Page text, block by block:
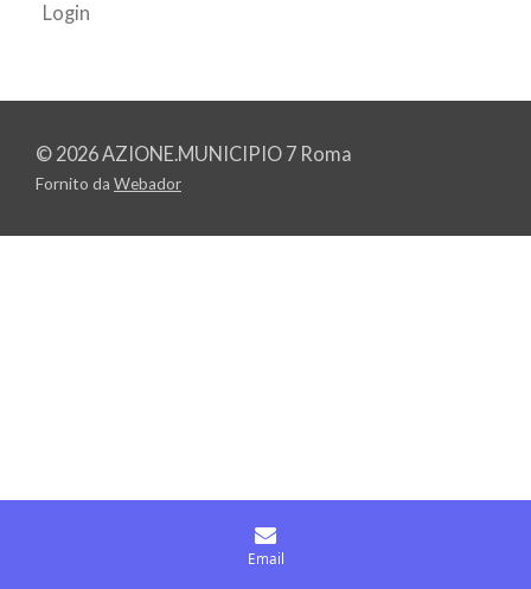
Login
© 2026 AZIONE.MUNICIPIO 7 Roma
Fornito da Webador
Email